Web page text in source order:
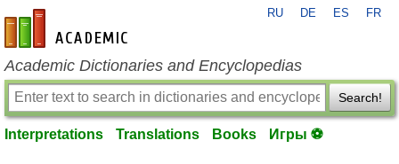
en-academic.com
RU DE ES FR
Academic Dictionaries and Encyclopedias
Search!
Interpretations Translations Books Игры ⚽